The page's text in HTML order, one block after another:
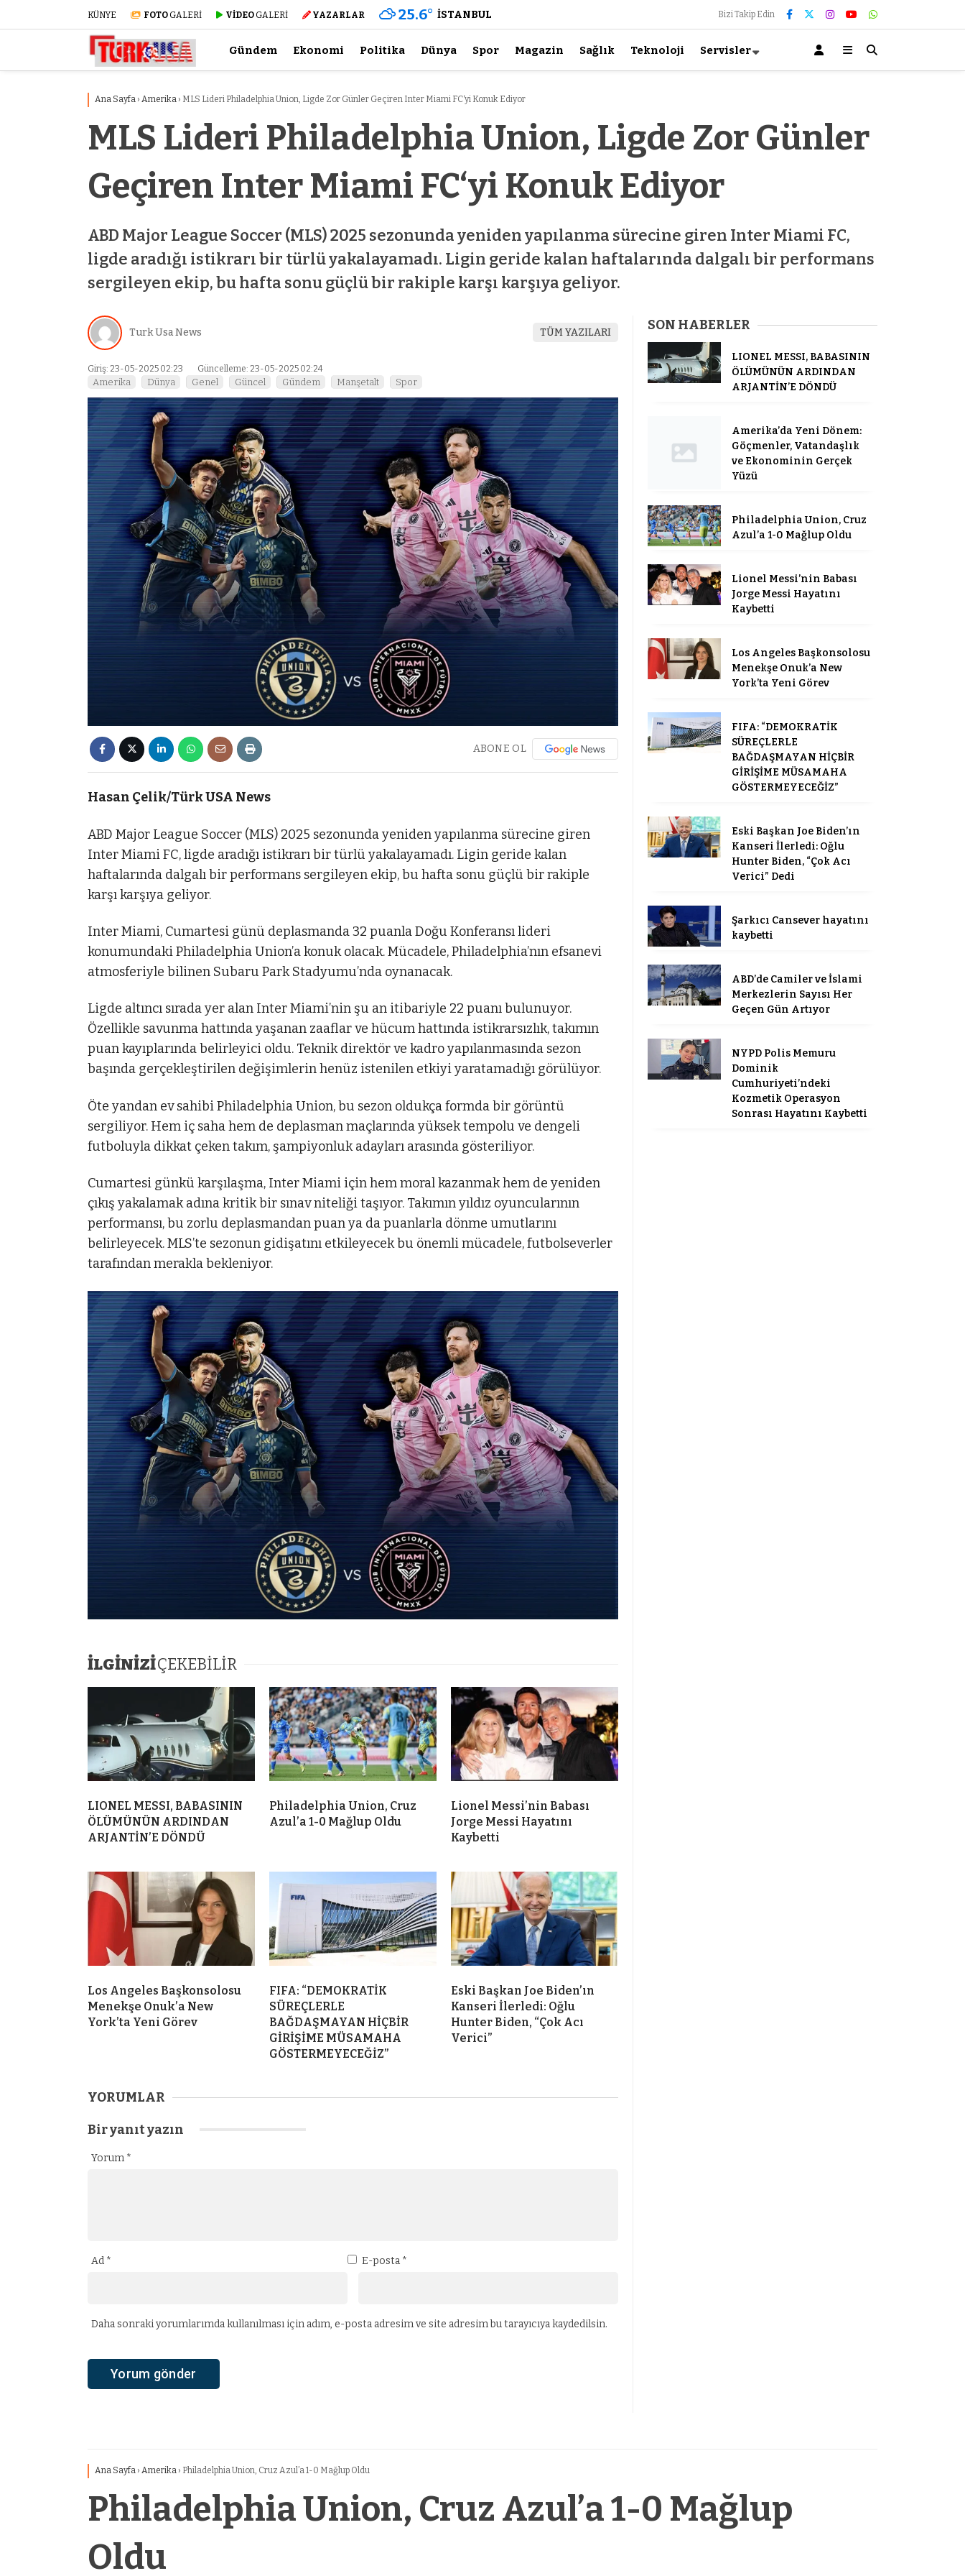
KÜNYE FOTO GALERİ VİDEO GALERİ YAZARLAR 25.6° İSTANBUL Bizi Takip Edin
Gündem Ekonomi Politika Dünya Spor Magazin Sağlık Teknoloji Servisler
Ana Sayfa › Amerika › MLS Lideri Philadelphia Union, Ligde Zor Günler Geçiren Inter Miami FC‘yi Konuk Ediyor
MLS Lideri Philadelphia Union, Ligde Zor Günler
Geçiren Inter Miami FC‘yi Konuk Ediyor
ABD Major League Soccer (MLS) 2025 sezonunda yeniden yapılanma sürecine giren Inter Miami FC,
ligde aradığı istikrarı bir türlü yakalayamadı. Ligin geride kalan haftalarında dalgalı bir performans
sergileyen ekip, bu hafta sonu güçlü bir rakiple karşı karşıya geliyor.
Turk Usa News TÜM YAZILARI
Giriş: 23-05-2025 02:23 Güncelleme: 23-05-2025 02:24
Amerika Dünya Genel Güncel Gündem Manşetalt Spor
ABONE OL
Hasan Çelik/Türk USA News
ABD Major League Soccer (MLS) 2025 sezonunda yeniden yapılanma sürecine giren
Inter Miami FC, ligde aradığı istikrarı bir türlü yakalayamadı. Ligin geride kalan
haftalarında dalgalı bir performans sergileyen ekip, bu hafta sonu güçlü bir rakiple
karşı karşıya geliyor.
Inter Miami, Cumartesi günü deplasmanda 32 puanla Doğu Konferansı lideri
konumundaki Philadelphia Union’a konuk olacak. Mücadele, Philadelphia’nın efsanevi
atmosferiyle bilinen Subaru Park Stadyumu’nda oynanacak.
Ligde altıncı sırada yer alan Inter Miami’nin şu an itibariyle 22 puanı bulunuyor.
Özellikle savunma hattında yaşanan zaaflar ve hücum hattında istikrarsızlık, takımın
puan kayıplarında belirleyici oldu. Teknik direktör ve kadro yapılanmasında sezon
başında gerçekleştirilen değişimlerin henüz istenilen etkiyi yaratamadığı görülüyor.
Öte yandan ev sahibi Philadelphia Union, bu sezon oldukça formda bir görüntü
sergiliyor. Hem iç saha hem de deplasman maçlarında yüksek tempolu ve dengeli
futboluyla dikkat çeken takım, şampiyonluk adayları arasında gösteriliyor.
Cumartesi günkü karşılaşma, Inter Miami için hem moral kazanmak hem de yeniden
çıkış yakalamak adına kritik bir sınav niteliği taşıyor. Takımın yıldız oyuncularının
performansı, bu zorlu deplasmandan puan ya da puanlarla dönme umutlarını
belirleyecek. MLS’te sezonun gidişatını etkileyecek bu önemli mücadele, futbolseverler
tarafından merakla bekleniyor.
İLGİNİZİÇEKEBİLİR
LIONEL MESSI, BABASININ
ÖLÜMÜNÜN ARDINDAN
ARJANTİN’E DÖNDÜ
Philadelphia Union, Cruz
Azul’a 1-0 Mağlup Oldu
Lionel Messi’nin Babası
Jorge Messi Hayatını
Kaybetti
Los Angeles Başkonsolosu
Menekşe Onuk’a New
York’ta Yeni Görev
FIFA: “DEMOKRATİK
SÜREÇLERLE
BAĞDAŞMAYAN HİÇBİR
GİRİŞİME MÜSAMAHA
GÖSTERMEYECEĞİZ”
Eski Başkan Joe Biden’ın
Kanseri İlerledi: Oğlu
Hunter Biden, “Çok Acı
Verici”
YORUMLAR
Bir yanıt yazın
Yorum *
Ad * E-posta *
Daha sonraki yorumlarımda kullanılması için adım, e-posta adresim ve site adresim bu tarayıcıya kaydedilsin.
SON HABERLER
LIONEL MESSI, BABASININ
ÖLÜMÜNÜN ARDINDAN
ARJANTİN’E DÖNDÜ
Amerika’da Yeni Dönem:
Göçmenler, Vatandaşlık
ve Ekonominin Gerçek
Yüzü
Philadelphia Union, Cruz
Azul’a 1-0 Mağlup Oldu
Lionel Messi’nin Babası
Jorge Messi Hayatını
Kaybetti
Los Angeles Başkonsolosu
Menekşe Onuk’a New
York’ta Yeni Görev
FIFA: “DEMOKRATİK
SÜREÇLERLE
BAĞDAŞMAYAN HİÇBİR
GİRİŞİME MÜSAMAHA
GÖSTERMEYECEĞİZ”
Eski Başkan Joe Biden’ın
Kanseri İlerledi: Oğlu
Hunter Biden, “Çok Acı
Verici” Dedi
Şarkıcı Cansever hayatını
kaybetti
ABD’de Camiler ve İslami
Merkezlerin Sayısı Her
Geçen Gün Artıyor
NYPD Polis Memuru
Dominik
Cumhuriyeti’ndeki
Kozmetik Operasyon
Sonrası Hayatını Kaybetti
Ana Sayfa › Amerika › Philadelphia Union, Cruz Azul’a 1-0 Mağlup Oldu
Philadelphia Union, Cruz Azul’a 1-0 Mağlup
Oldu